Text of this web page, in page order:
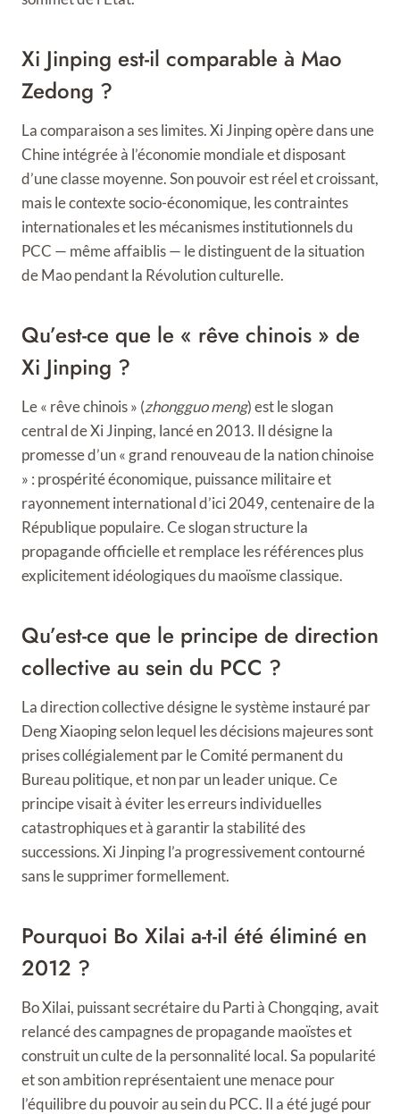
Xi Jinping est-il comparable à Mao
Zedong ?
La comparaison a ses limites. Xi Jinping opère dans une
Chine intégrée à l’économie mondiale et disposant
d’une classe moyenne. Son pouvoir est réel et croissant,
mais le contexte socio-économique, les contraintes
internationales et les mécanismes institutionnels du
PCC — même affaiblis — le distinguent de la situation
de Mao pendant la Révolution culturelle.
Qu’est-ce que le « rêve chinois » de
Xi Jinping ?
Le « rêve chinois » (zhongguo meng) est le slogan
central de Xi Jinping, lancé en 2013. Il désigne la
promesse d’un « grand renouveau de la nation chinoise
» : prospérité économique, puissance militaire et
rayonnement international d’ici 2049, centenaire de la
République populaire. Ce slogan structure la
propagande officielle et remplace les références plus
explicitement idéologiques du maoïsme classique.
Qu’est-ce que le principe de direction
collective au sein du PCC ?
La direction collective désigne le système instauré par
Deng Xiaoping selon lequel les décisions majeures sont
prises collégialement par le Comité permanent du
Bureau politique, et non par un leader unique. Ce
principe visait à éviter les erreurs individuelles
catastrophiques et à garantir la stabilité des
successions. Xi Jinping l’a progressivement contourné
sans le supprimer formellement.
Pourquoi Bo Xilai a-t-il été éliminé en
2012 ?
Bo Xilai, puissant secrétaire du Parti à Chongqing, avait
relancé des campagnes de propagande maoïstes et
construit un culte de la personnalité local. Sa popularité
et son ambition représentaient une menace pour
l’équilibre du pouvoir au sein du PCC. Il a été jugé pour